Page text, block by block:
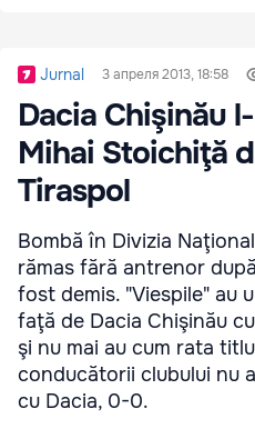
Jurnal 3 апреля 2013, 18:58
Dacia Chişinău
Mihai Stoichiţă
Tiraspol
Bombă în Divizia
rămas fără antrenor
fost demis. "Viespile" au
faţă de Dacia Chişinău
şi nu mai au cum rata
conducătorii clubului nu
cu Dacia, 0-0.